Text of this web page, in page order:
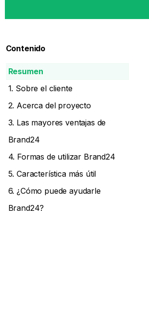
Contenido
Resumen
1. Sobre el cliente
2. Acerca del proyecto
3. Las mayores ventajas de
Brand24
4. Formas de utilizar Brand24
5. Característica más útil
6. ¿Cómo puede ayudarle
Brand24?